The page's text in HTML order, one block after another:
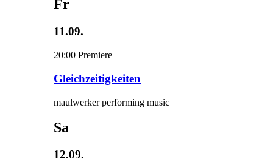
Fr
11.09.
20:00 Premiere
Gleichzeitigkeiten
maulwerker performing music
Sa
12.09.